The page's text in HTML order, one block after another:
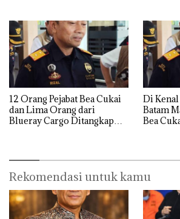
12 Orang Pejabat Bea Cukai
dan Lima Orang dari
Blueray Cargo Ditangkap
Di
Batam
Bea
Rekomendasi untuk kamu